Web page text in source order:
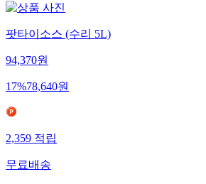
팟타이소스 (수리 5L)
94,370원
17%78,640원
2,359 적립
무료배송